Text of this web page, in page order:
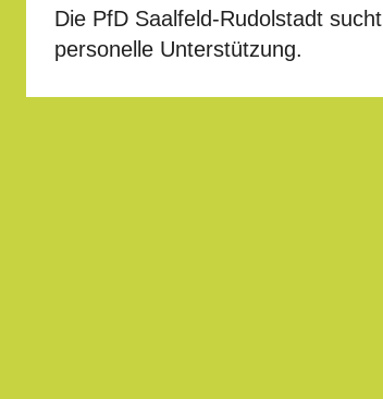
Die PfD Saalfeld-Rudolstadt sucht
personelle Unterstützung.